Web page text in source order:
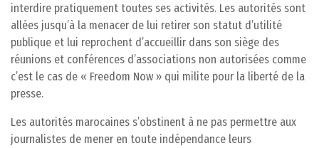
interdire pratiquement toutes ses activités. Les autorités sont
allées jusqu’à la menacer de lui retirer son statut d’utilité
publique et lui reprochent d’accueillir dans son siège des
réunions et conférences d’associations non autorisées comme
c’est le cas de « Freedom Now » qui milite pour la liberté de la
presse.
Les autorités marocaines s’obstinent à ne pas permettre aux
journalistes de mener en toute indépendance leurs